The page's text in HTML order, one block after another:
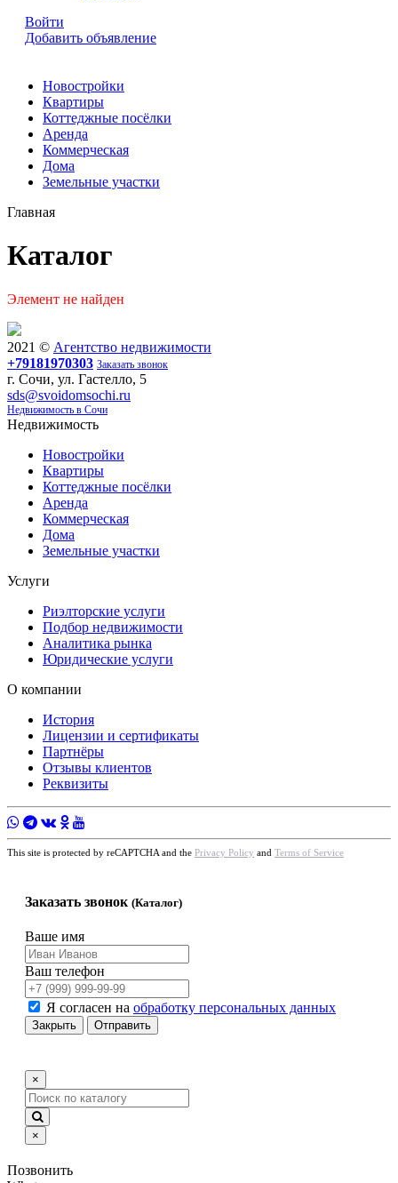
Войти
Добавить объявление
Новостройки
Квартиры
Коттеджные посёлки
Аренда
Коммерческая
Дома
Земельные участки
Главная
Каталог
Элемент не найден
2021 © Агентство недвижимости
+79181970303 Заказать звонок
г. Сочи, ул. Гастелло, 5
sds@svoidomsochi.ru
Недвижимость в Сочи
Недвижимость
Новостройки
Квартиры
Коттеджные посёлки
Аренда
Коммерческая
Дома
Земельные участки
Услуги
Риэлторские услуги
Подбор недвижимости
Аналитика рынка
Юридические услуги
О компании
История
Лицензии и сертификаты
Партнёры
Отзывы клиентов
Реквизиты
This site is protected by reCAPTCHA and the Privacy Policy and Terms of Service
Заказать звонок (Каталог)
Ваше имя
Ваш телефон
Я согласен на обработку персональных данных
Закрыть Отправить
×
×
Позвонить